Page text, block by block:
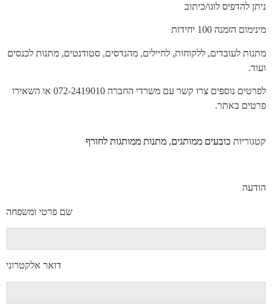
ניתן להדפיס לוגו/כיתוב
מינימום הזמנה 100 יחידות
מתנות לעובדים, ללקוחות, לחיילים, מהנדסים, סטודנטים, מתנות לכנסים
ועוד.
לפרטים נוספים צרו קשר עם משרדי החברה 072-2419010 או השאירו
פרטים באתר.
קטגוריות כובעים ממותגים,מתנות ממותגות לחורף
הודעה
שם פרטי ומשפחה
דואר אלקטרוני